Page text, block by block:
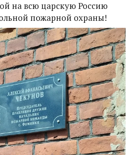
на всю царскую Россию
пожарной охраны!